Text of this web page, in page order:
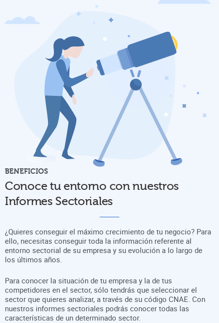
BENEFICIOS
Conoce tu entorno con nuestros
Informes Sectoriales
¿Quieres conseguir el máximo crecimiento de tu negocio? Para
ello, necesitas conseguir toda la información referente al
entorno sectorial de su empresa y su evolución a lo largo de
los últimos años.
Para conocer la situación de tu empresa y la de tus
competidores en el sector, sólo tendrás que seleccionar el
sector que quieres analizar, a través de su código CNAE. Con
nuestros informes sectoriales podrás conocer todas las
características de un determinado sector.